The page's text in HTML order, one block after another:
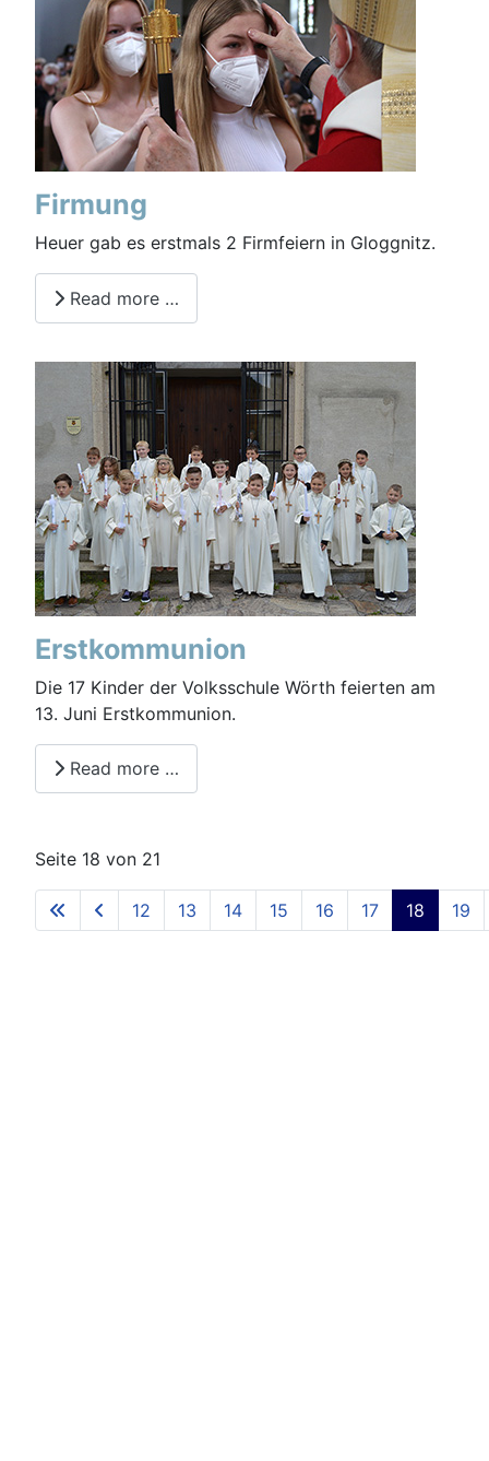
Firmung
Heuer gab es erstmals 2 Firmfeiern in Gloggnitz.
Read more …
Erstkommunion
Die 17 Kinder der Volksschule Wörth feierten am
13. Juni Erstkommunion.
Read more …
Seite 18 von 21
12 13 14 15 16 17 18 19